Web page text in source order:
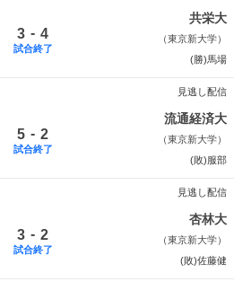
3 - 4
試合終了
共栄大
（東京新大学）
(勝)馬場
見逃し配信
5 - 2
試合終了
流通経済大
（東京新大学）
(敗)服部
見逃し配信
3 - 2
試合終了
杏林大
（東京新大学）
(敗)佐藤健